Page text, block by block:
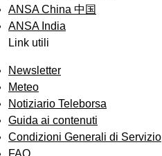
ANSA China 中国
ANSA India
Link utili
Newsletter
Meteo
Notiziario Teleborsa
Guida ai contenuti
Condizioni Generali di Servizio